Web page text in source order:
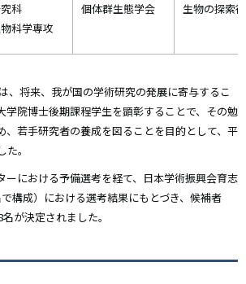
科
科学専攻
個体群生態学会 生物の探索
、将来、我が国の学術研究の発展に寄与するこ
学院博士後期課程学生を顕彰することで、その勉
、若手研究者の養成を図ることを目的として、平
。
ーにおける予備選考を経て、日本学術振興会育志
構成）における選考結果にもとづき、候補者
が決定されました。